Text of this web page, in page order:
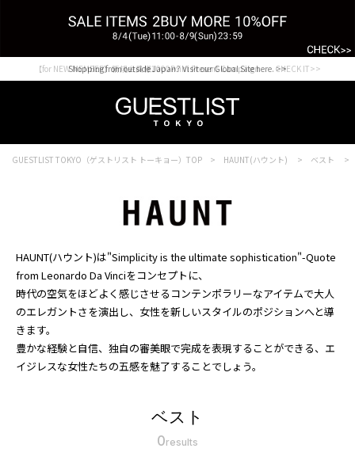
Shopping from outside Japan? Visit our Global Site here. >>
【for NEW MEMBER】新規会員様1000Point Present Campaign CHECK IT>>
GUESTLIST TOKYO（ゲストリスト トーキョー）TOP HAUNT(ハウント) ベスト
HAUNT(ハウント)は"Simplicity is the ultimate sophistication"-Quote
from Leonardo Da Vinciをコンセプトに、
時代の空気をほどよく感じさせるコンテンポラリーなアイテムで大人
のエレガントさを演出し、女性を新しいスタイルのポジションへと導
きます。
豊かな経験と自信、独自の審美眼で完成を表現することができる、エ
イジレスな女性たちの五感を魅了することでしょう。
ベスト
0results